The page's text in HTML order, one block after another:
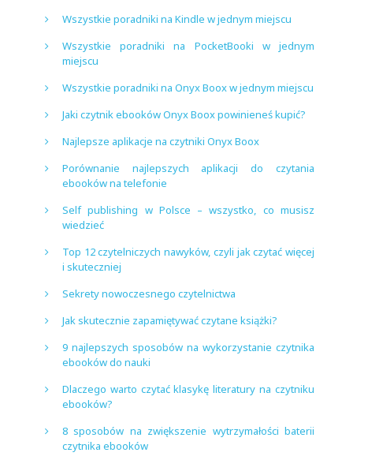
Wszystkie poradniki na Kindle w jednym miejscu
Wszystkie poradniki na PocketBooki w jednym
miejscu
Wszystkie poradniki na Onyx Boox w jednym miejscu
Jaki czytnik ebooków Onyx Boox powinieneś kupić?
Najlepsze aplikacje na czytniki Onyx Boox
Porównanie najlepszych aplikacji do czytania
ebooków na telefonie
Self publishing w Polsce – wszystko, co musisz
wiedzieć
Top 12 czytelniczych nawyków, czyli jak czytać więcej
i skuteczniej
Sekrety nowoczesnego czytelnictwa
Jak skutecznie zapamiętywać czytane książki?
9 najlepszych sposobów na wykorzystanie czytnika
ebooków do nauki
Dlaczego warto czytać klasykę literatury na czytniku
ebooków?
8 sposobów na zwiększenie wytrzymałości baterii
czytnika ebooków